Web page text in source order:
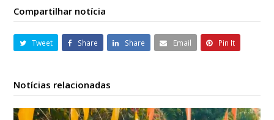
Compartilhar notícia
Tweet Share Share Email Pin It
Notícias relacionadas